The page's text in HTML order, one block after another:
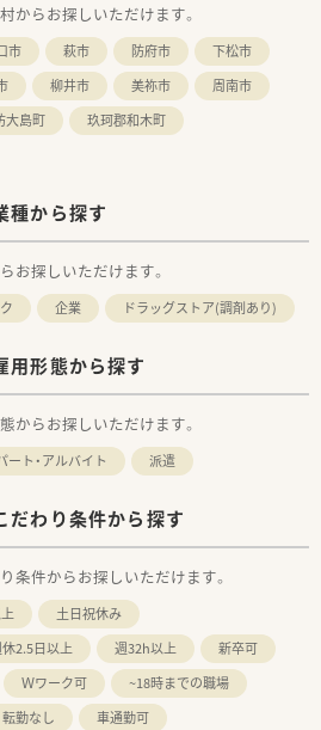
システムなど、積極的に機械化を進めてい
剤師比率も業界でも非常に低い13％程
も店舗にはいらっしゃいます。
診に同行するだけではなく、往診前にも訪
に患者さんの服薬状況を伝えることで、一
供されています。在宅時には一人一台
で、今までの履歴や在宅記録も外出先で残
生になるまで使用できるサポート制度が
＋半日含む）と業界でも非常に長い休日
後、有給付与日数に応じて対象者にリフレ
大７連休取得可能）がございます。
め＞
かり重視しながらメリハリをつけて働き
ルを磨きたい方
極的にチャレンジしたい方
からお探しいただけます。
市 萩市 防府市
下松市
柳井市 美祢市
周南市
大島町
玖珂郡和木町
種から探す
お探しいただけます。
企業 ドラッグストア(調剤あり)
用形態から探す
からお探しいただけます。
ート・アルバイト 派遣
だわり条件から探す
条件からお探しいただけます。
土日祝休み
2.5日以上 週32h以上
新卒可
Ｗワーク可
~18時までの職場
転勤なし
車通勤可